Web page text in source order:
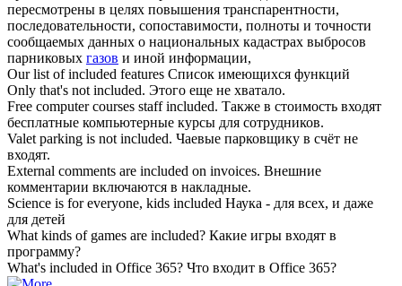
пересмотрены в целях повышения транспарентности,
последовательности, сопоставимости, полноты и точности
сообщаемых данных о национальных кадастрах выбросов
парниковых газов и иной информации,
Our list ofincluded features Список имеющихся функций
Only that's notincluded. Этого еще не хватало.
Free computer courses staffincluded. Также в стоимость входят
бесплатные компьютерные курсы для сотрудников.
Valet parking is notincluded. Чаевые парковщику в счёт не
входят.
External comments are included on invoices. Внешние
комментарии включаются в накладные.
Science is for everyone, kids included Наука - для всех, и даже
для детей
What kinds of games are included? Какие игры входят в
программу?
What's included in Office 365? Что входит в Office 365?